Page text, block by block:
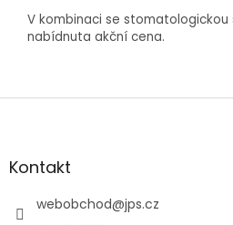
V kombinaci se stomatologickou
nabídnuta akční cena.
Z
aKontakt
webobchod@jps.cz